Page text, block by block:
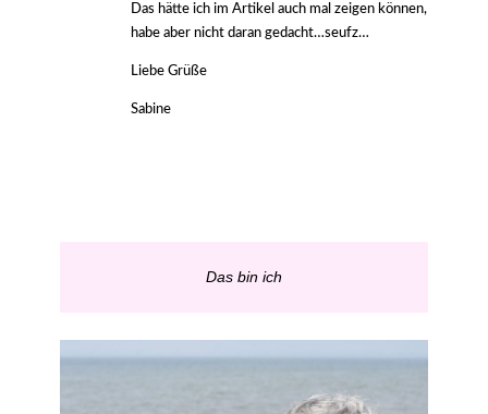
Das hätte ich im Artikel auch mal zeigen können,
habe aber nicht daran gedacht…seufz…
Liebe Grüße
Sabine
Das bin ich